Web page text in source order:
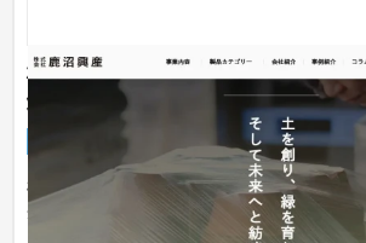
株式会社鹿沼興産｜栃木県鹿沼市の
卸・販売
栃木県鹿沼市の園芸用土生産・卸・販売、株
企業サイトを制作した、栃木のホームペー